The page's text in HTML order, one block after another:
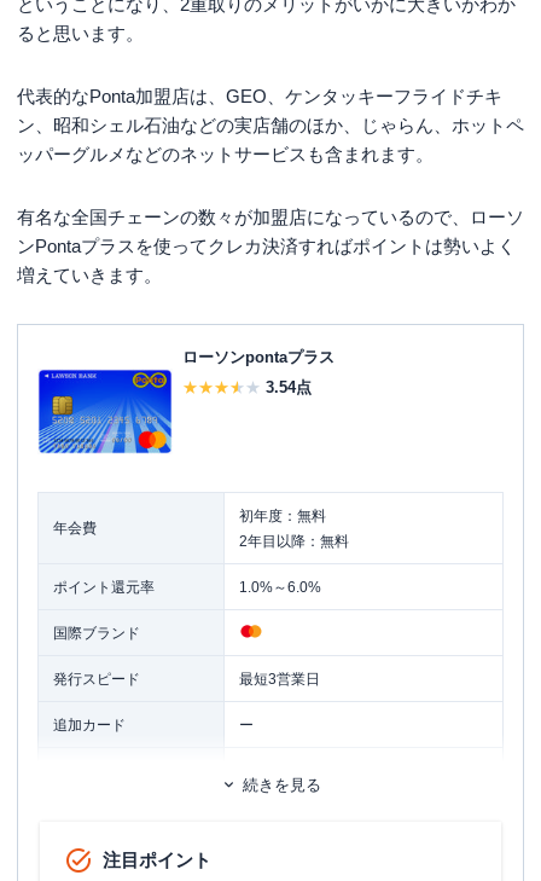
ると思います。
代表的なPonta加盟店は、GEO、ケンタッキーフライドチキ
ン、昭和シェル石油などの実店舗のほか、じゃらん、ホットペ
ッパーグルメなどのネットサービスも含まれます。
有名な全国チェーンの数々が加盟店になっているので、ローソ
ンPontaプラスを使ってクレカ決済すればポイントは勢いよく
増えていきます。
ローソンpontaプラス
3.54点
年会費
初年度：無料
2年目以降：無料
ポイント還元率 1.0%～6.0%
国際ブランド
発行スピード 最短3営業日
追加カード ー
旅行傷害保険
続きを見る
注目ポイント